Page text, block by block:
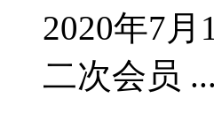
2020年7
二次会员 ...